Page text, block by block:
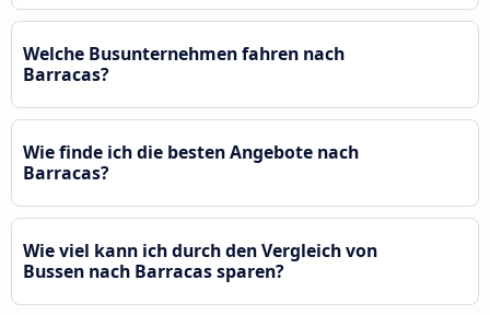
Welche Busunternehmen fahren nach
Barracas?
Wie finde ich die besten Angebote nach
Barracas?
Wie viel kann ich durch den Vergleich von
Bussen nach Barracas sparen?